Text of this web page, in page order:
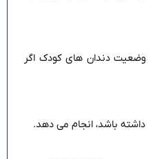
دندان های کودک اگر
باشد، انجام می دهد.